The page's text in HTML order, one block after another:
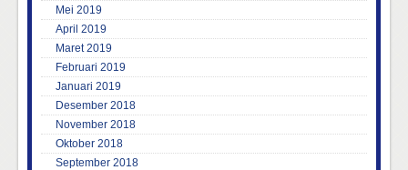
Mei 2019
April 2019
Maret 2019
Februari 2019
Januari 2019
Desember 2018
November 2018
Oktober 2018
September 2018